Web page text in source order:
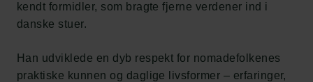
kendt formidler, som bragte fjerne verdener ind i
danske stuer.
Han udviklede en dyb respekt for nomadefolkenes
praktiske kunnen og daglige livsformer – erfaringer,